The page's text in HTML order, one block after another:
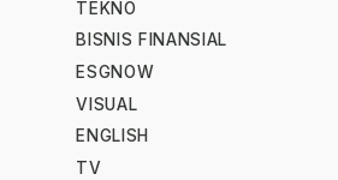
TEKNO
BISNIS FINANSIAL
ESGNOW
VISUAL
ENGLISH
TV